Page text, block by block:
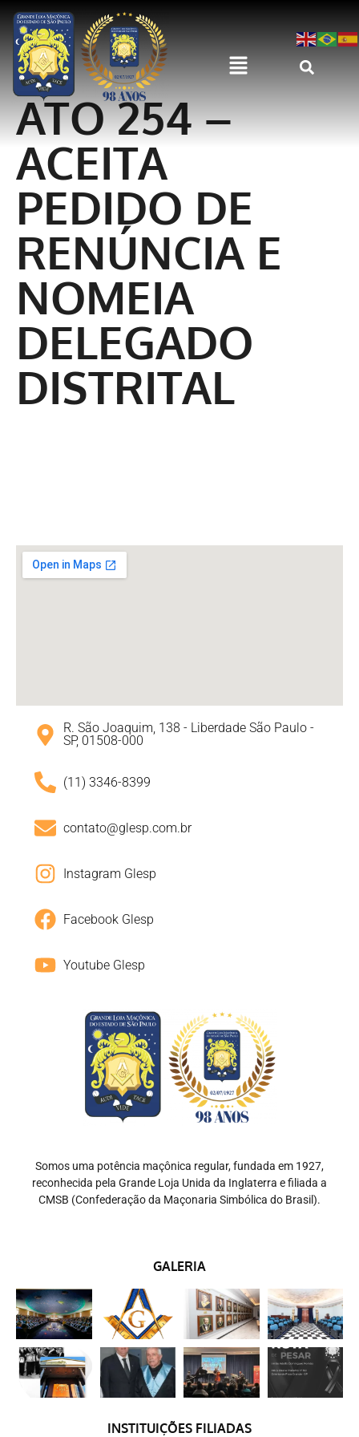
ATO 254 –
ACEITA
PEDIDO DE
RENÚNCIA E
NOMEIA
DELEGADO
DISTRITAL
R. São Joaquim, 138 - Liberdade São Paulo -
SP, 01508-000
(11) 3346-8399
contato@glesp.com.br
Instagram Glesp
Facebook Glesp
Youtube Glesp
Somos uma potência maçônica regular, fundada em 1927,
reconhecida pela Grande Loja Unida da Inglaterra e filiada a
CMSB (Confederação da Maçonaria Simbólica do Brasil).
GALERIA
INSTITUIÇÕES FILIADAS